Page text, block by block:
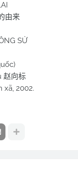
由来
SỬ
赵向标
xã, 2002.